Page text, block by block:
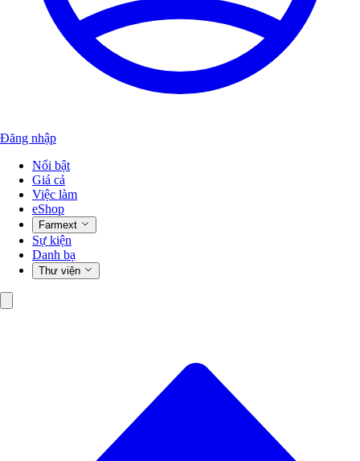
Đăng nhập
Nổi bật
Giá cả
Việc làm
eShop
Farmext
Sự kiện
Danh bạ
Thư viện